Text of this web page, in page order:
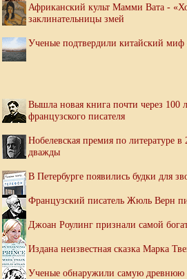
Африканский культ Мамми Вата -
заклинательницы змей
Ученые подтвердили китайский миф
Вышла новая книга почти через 100
французского писателя
Нобелевская премия по литературе в
дважды
В Петербурге появились будки для
Французский писатель Жюль Верн
Джоан Роулинг признали самой
Издана неизвестная сказка Марка
Ученые обнаружили самую древнюю